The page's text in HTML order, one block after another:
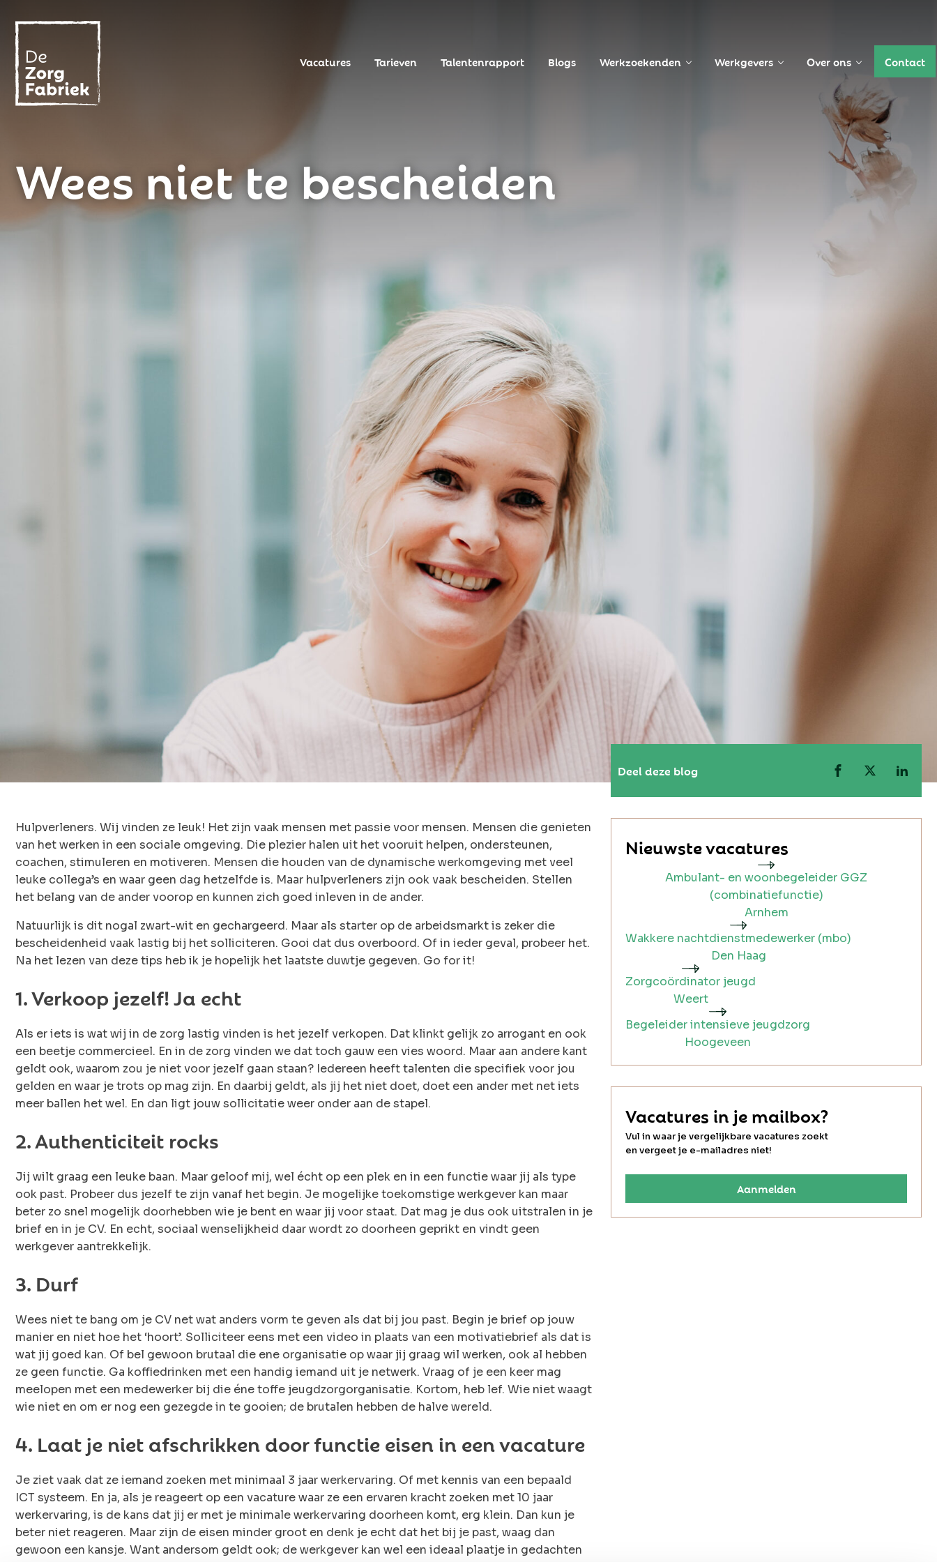
Vacatures Tarieven Talentenrapport Blogs Werkzoekenden Werkgevers Over ons Contact
Wees niet te bescheiden
Hulpverleners. Wij vinden ze leuk! Het zijn vaak mensen met passie voor mensen. Mensen die genieten
van het werken in een sociale omgeving. Die plezier halen uit het vooruit helpen, ondersteunen,
coachen, stimuleren en motiveren. Mensen die houden van de dynamische werkomgeving met veel
leuke collega’s en waar geen dag hetzelfde is. Maar hulpverleners zijn ook vaak bescheiden. Stellen
het belang van de ander voorop en kunnen zich goed inleven in de ander.
Natuurlijk is dit nogal zwart-wit en gechargeerd. Maar als starter op de arbeidsmarkt is zeker die
bescheidenheid vaak lastig bij het solliciteren. Gooi dat dus overboord. Of in ieder geval, probeer het.
Na het lezen van deze tips heb ik je hopelijk het laatste duwtje gegeven. Go for it!
1. Verkoop jezelf! Ja echt
Als er iets is wat wij in de zorg lastig vinden is het jezelf verkopen. Dat klinkt gelijk zo arrogant en ook
een beetje commercieel. En in de zorg vinden we dat toch gauw een vies woord. Maar aan andere kant
geldt ook, waarom zou je niet voor jezelf gaan staan? Iedereen heeft talenten die specifiek voor jou
gelden en waar je trots op mag zijn. En daarbij geldt, als jij het niet doet, doet een ander met net iets
meer ballen het wel. En dan ligt jouw sollicitatie weer onder aan de stapel.
2. Authenticiteit rocks
Jij wilt graag een leuke baan. Maar geloof mij, wel écht op een plek en in een functie waar jij als type
ook past. Probeer dus jezelf te zijn vanaf het begin. Je mogelijke toekomstige werkgever kan maar
beter zo snel mogelijk doorhebben wie je bent en waar jij voor staat. Dat mag je dus ook uitstralen in je
brief en in je CV. En echt, sociaal wenselijkheid daar wordt zo doorheen geprikt en vindt geen
werkgever aantrekkelijk.
3. Durf
Wees niet te bang om je CV net wat anders vorm te geven als dat bij jou past. Begin je brief op jouw
manier en niet hoe het ‘hoort’. Solliciteer eens met een video in plaats van een motivatiebrief als dat is
wat jij goed kan. Of bel gewoon brutaal die ene organisatie op waar jij graag wil werken, ook al hebben
ze geen functie. Ga koffiedrinken met een handig iemand uit je netwerk. Vraag of je een keer mag
meelopen met een medewerker bij die éne toffe jeugdzorgorganisatie. Kortom, heb lef. Wie niet waagt
wie niet en om er nog een gezegde in te gooien; de brutalen hebben de halve wereld.
4. Laat je niet afschrikken door functie eisen in een vacature
Je ziet vaak dat ze iemand zoeken met minimaal 3 jaar werkervaring. Of met kennis van een bepaald
ICT systeem. En ja, als je reageert op een vacature waar ze een ervaren kracht zoeken met 10 jaar
werkervaring, is de kans dat jij er met je minimale werkervaring doorheen komt, erg klein. Dan kun je
beter niet reageren. Maar zijn de eisen minder groot en denk je echt dat het bij je past, waag dan
gewoon een kansje. Want andersom geldt ook; de werkgever kan wel een ideaal plaatje in gedachten
Deel deze blog
Nieuwste vacatures
Ambulant- en woonbegeleider GGZ
(combinatiefunctie)
Arnhem
Wakkere nachtdienstmedewerker (mbo)
Den Haag
Zorgcoördinator jeugd
Weert
Begeleider intensieve jeugdzorg
Hoogeveen
Vacatures in je mailbox?
Vul in waar je vergelijkbare vacatures zoekt
en vergeet je e-mailadres niet!
Aanmelden